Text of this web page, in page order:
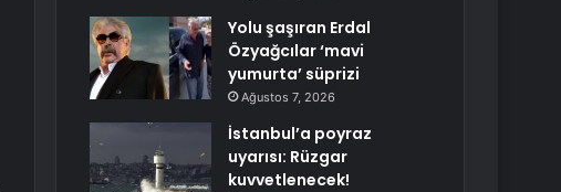
Yolu şaşıran Erdal
Özyağcılar ‘mavi
yumurta’ süprizi
Ağustos 7, 2026
İstanbul’a poyraz
uyarısı: Rüzgar
kuvvetlenecek!